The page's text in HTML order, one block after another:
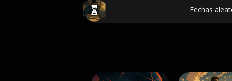
Fechas